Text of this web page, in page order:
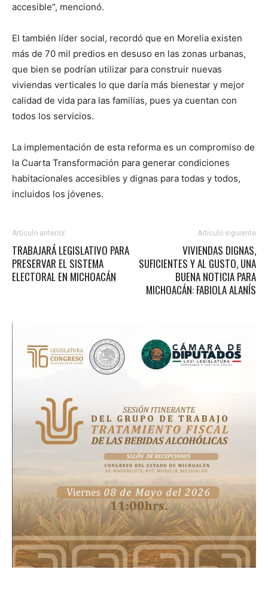
accesible”, mencionó.
El también líder social, recordó que en Morelia existen
más de 70 mil predios en desuso en las zonas urbanas,
que bien se podrían utilizar para construir nuevas
viviendas verticales lo que daría más bienestar y mejor
calidad de vida para las familias, pues ya cuentan con
todos los servicios.
La implementación de esta reforma es un compromiso de
la Cuarta Transformación para generar condiciones
habitacionales accesibles y dignas para todas y todos,
incluidos los jóvenes.
Artículo anterior
TRABAJARÁ LEGISLATIVO PARA
PRESERVAR EL SISTEMA
ELECTORAL EN MICHOACÁN
Artículo siguiente
VIVIENDAS DIGNAS,
SUFICIENTES Y AL GUSTO, UNA
BUENA NOTICIA PARA
MICHOACÁN: FABIOLA ALANÍS